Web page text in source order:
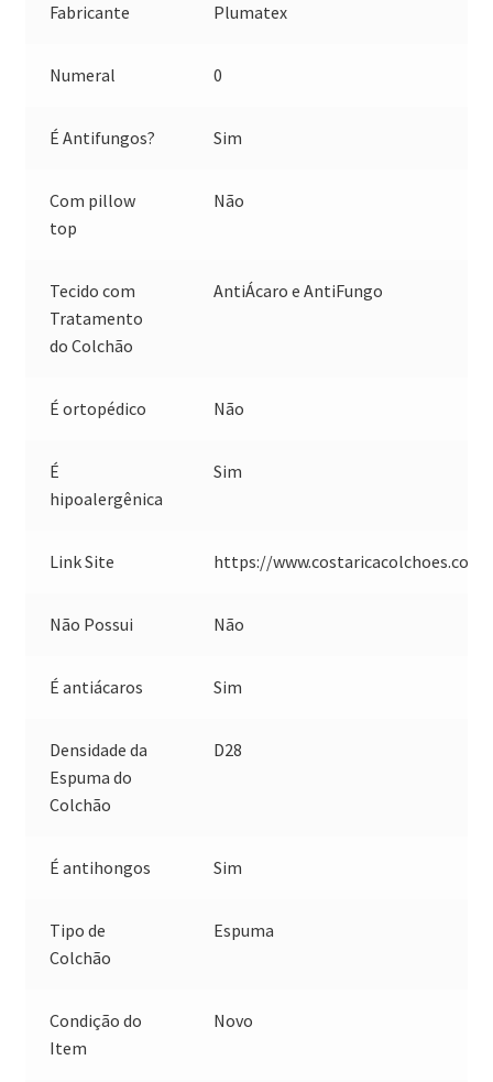
Fabricante Plumatex
Numeral 0
É Antifungos? Sim
Com pillow
top
Não
Tecido com
Tratamento
do Colchão
AntiÁcaro e AntiFungo
É ortopédico Não
É
hipoalergênica
Sim
Link Site https://
Não Possui Não
É antiácaros Sim
Densidade da
Espuma do
Colchão
D28
É antihongos Sim
Tipo de
Colchão
Espuma
Condição do
Item
Novo